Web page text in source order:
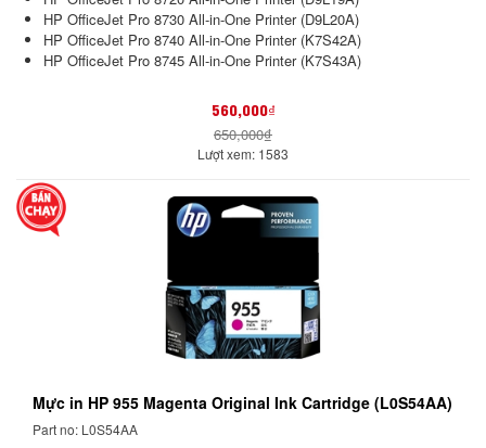
HP OfficeJet Pro 8730 All-in-One Printer (D9L20A)
HP OfficeJet Pro 8740 All-in-One Printer (K7S42A)
HP OfficeJet Pro 8745 All-in-One Printer (K7S43A)
560,000₫
650,000₫
Lượt xem: 1583
Mực in HP 955 Magenta Original Ink Cartridge (L0S54AA)
Part no: L0S54AA